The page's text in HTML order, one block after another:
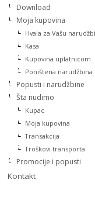
Download
Moja kupovina
Hvala za Vašu
Kasa
Kupovina uplatnicom
Poništena narudžbina
Popusti i narudžbine
Šta nudimo
Kupac
Moja kupovina
Transakcija
Troškovi transporta
Promocije i popusti
Kontakt